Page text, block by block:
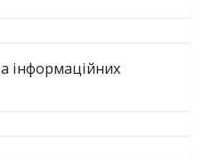
інформаційних